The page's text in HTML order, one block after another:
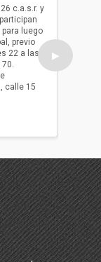
c.a.s.r. y
luego
previo
22 a las
calle 15
ser
oficio
▶